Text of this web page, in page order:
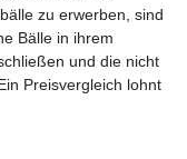
zu erwerben, sind
Bälle in ihrem
und die nicht
Preisvergleich lohnt